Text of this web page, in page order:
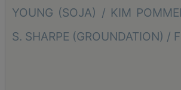
YOUNG (SOJA) / KIM
S. SHARPE (GROUNDATION) /